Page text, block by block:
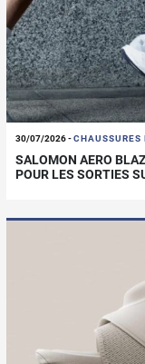
30/07/2026-CHAUSSURES
SALOMON AERO
POUR LES SORTIES